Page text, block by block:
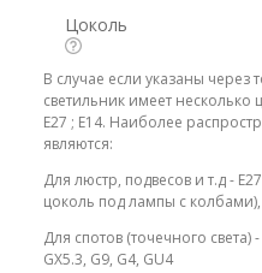
Цоколь
В случае если указаны через
светильник имеет
E27 ; E14. Наиболее
являются:
Для люстр, подвесов и т.д -
цоколь под лампы с
Для спотов (точечного света)
GX5.3, G9, G4, GU4